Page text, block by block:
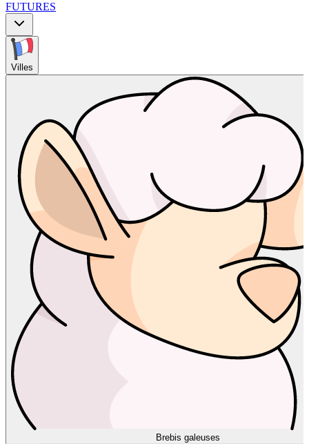
FUTURES
Villes
Brebis galeuses